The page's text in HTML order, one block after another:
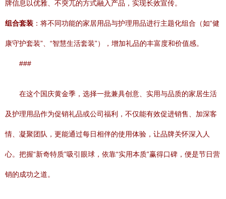
牌信息以优雅、不突兀的方式融入产品，实现长效宣传。
组合套装 ：将不同功能的家居用品与护理用品进行主题化组合（如“健
康守护套装”、“智慧生活套装”），增加礼品的丰富度和价值感。
###
在这个国庆黄金季，选择一批兼具创意、实用与品质的家居生活
及护理用品作为促销礼品或公司福利，不仅能有效促进销售、加深客
情、凝聚团队，更能通过每日相伴的使用体验，让品牌关怀深入人
心。把握“新奇特质”吸引眼球，依靠“实用本质”赢得口碑，便是节日营
销的成功之道。